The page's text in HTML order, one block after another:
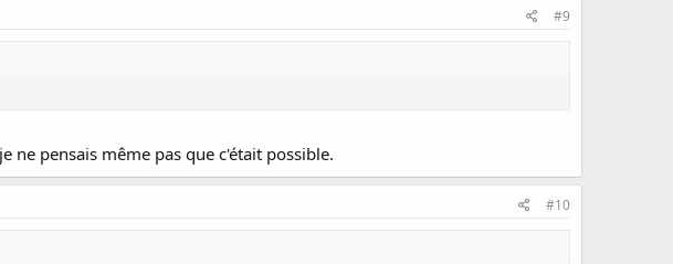
#9
ne pensais même pas que c'était possible.
#10